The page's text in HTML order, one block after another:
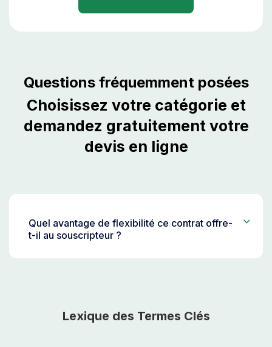
Questions fréquemment posées
Choisissez votre catégorie et
demandez gratuitement votre
devis en ligne
Quel avantage de flexibilité ce contrat offre-
t-il au souscripteur ?
Lexique des Termes Clés